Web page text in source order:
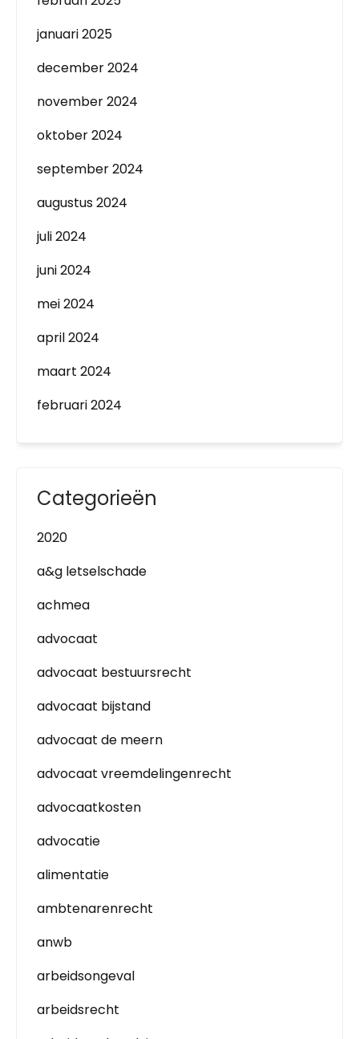
januari 2025
december 2024
november 2024
oktober 2024
september 2024
augustus 2024
juli 2024
juni 2024
mei 2024
april 2024
maart 2024
februari 2024
Categorieën
2020
a&g letselschade
achmea
advocaat
advocaat bestuursrecht
advocaat bijstand
advocaat de meern
advocaat vreemdelingenrecht
advocaatkosten
advocatie
alimentatie
ambtenarenrecht
anwb
arbeidsongeval
arbeidsrecht